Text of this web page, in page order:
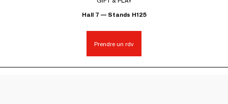
Hall 7 — Stands H125
Prendre un rdv